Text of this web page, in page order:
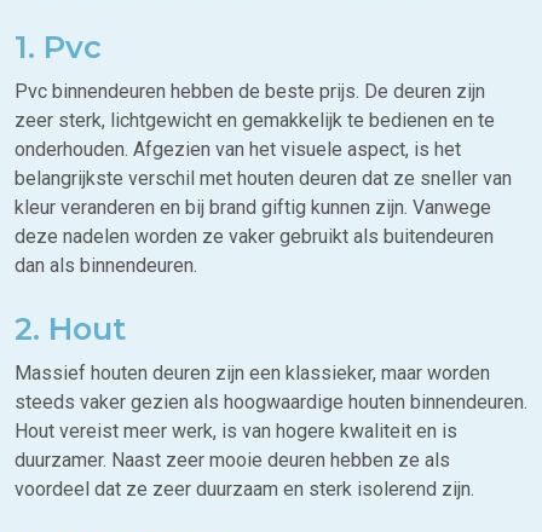
1. Pvc
Pvc binnendeuren hebben de beste prijs. De deuren zijn
zeer sterk, lichtgewicht en gemakkelijk te bedienen en te
onderhouden. Afgezien van het visuele aspect, is het
belangrijkste verschil met houten deuren dat ze sneller van
kleur veranderen en bij brand giftig kunnen zijn. Vanwege
deze nadelen worden ze vaker gebruikt als buitendeuren
dan als binnendeuren.
2. Hout
Massief houten deuren zijn een klassieker, maar worden
steeds vaker gezien als hoogwaardige houten binnendeuren.
Hout vereist meer werk, is van hogere kwaliteit en is
duurzamer. Naast zeer mooie deuren hebben ze als
voordeel dat ze zeer duurzaam en sterk isolerend zijn.